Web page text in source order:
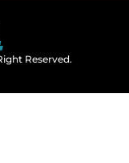
Reserved.